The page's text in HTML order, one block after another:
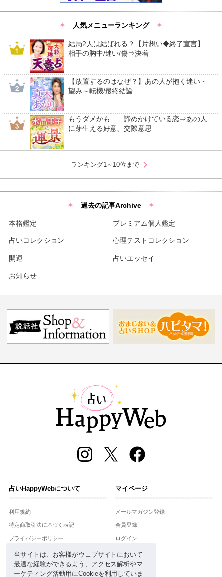
当サイトは、お客様がウェブサイトにおいて
最適な経験ができるよう、アクセス解析やマ
ーケティング活動用にCookieを利用していま
人気メニューランキング
結局2人は結ばれる？【片想い◆終了宣言】
相手の胸中/迷い/傷⇒決着
【放置するのはなぜ？】あの人が抱く迷い・
望み～転機/最終結論
もうダメかも……諦めかけている恋⇒あの人
に芽生える好意、交際意思
ランキング1～10位まで chevron_right
過去の記事Archive
本格鑑定 プレミアム個人鑑定
占いコレクション 心理テストコレクション
開運 占いエッセイ
お知らせ
占いHappyWebについて
利用規約
特定商取引法に基づく表記
プライバシーポリシー
運営会社
お問合せ
マイページ
メールマガジン登録
会員登録
ログイン